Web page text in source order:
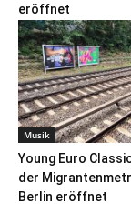
eröffnet
Musik
Young Euro
der
Berlin eröffnet